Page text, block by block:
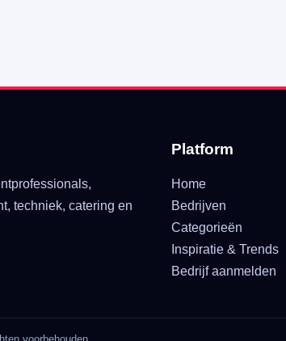
techniek, catering en
Platform
Home
Bedrijven
Categorieën
Inspiratie & Trends
Bedrijf aanmelden